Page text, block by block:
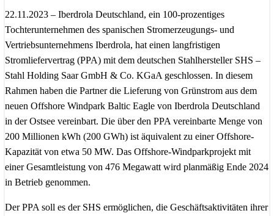
22.11.2023 – Iberdrola Deutschland, ein 100-prozentiges
Tochterunternehmen des spanischen Stromerzeugungs- und
Vertriebsunternehmens Iberdrola, hat einen langfristigen
Stromliefervertrag (PPA) mit dem deutschen Stahlhersteller SHS –
Stahl Holding Saar GmbH & Co. KGaA geschlossen. In diesem
Rahmen haben die Partner die Lieferung von Grünstrom aus dem
neuen Offshore Windpark Baltic Eagle von Iberdrola Deutschland
in der Ostsee vereinbart. Die über den PPA vereinbarte Menge von
200 Millionen kWh (200 GWh) ist äquivalent zu einer Offshore-
Kapazität von etwa 50 MW. Das Offshore-Windparkprojekt mit
einer Gesamtleistung von 476 Megawatt wird planmäßig Ende 2024
in Betrieb genommen.
Der PPA soll es der SHS ermöglichen, die Geschäftsaktivitäten ihrer